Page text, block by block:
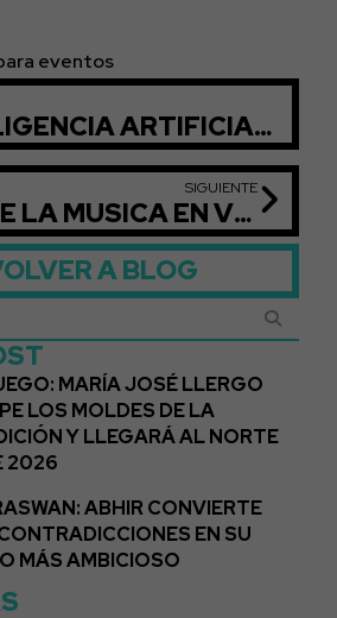
eventos
LA INTELIGENCIA ARTIFICIAL LLEGA A LOS VIDEOCLIPS MUSICALES
SIGUIENTE
EL AUGE DE LA MÚSICA EN VINILO EN LA ERA DIGITAL
A BLOG
MARÍA JOSÉ LLERGO
LOS MOLDES DE LA
Y LLEGARÁ AL NORTE
2026
ABHIR CONVIERTE
EN SU
MÁS AMBICIOSO